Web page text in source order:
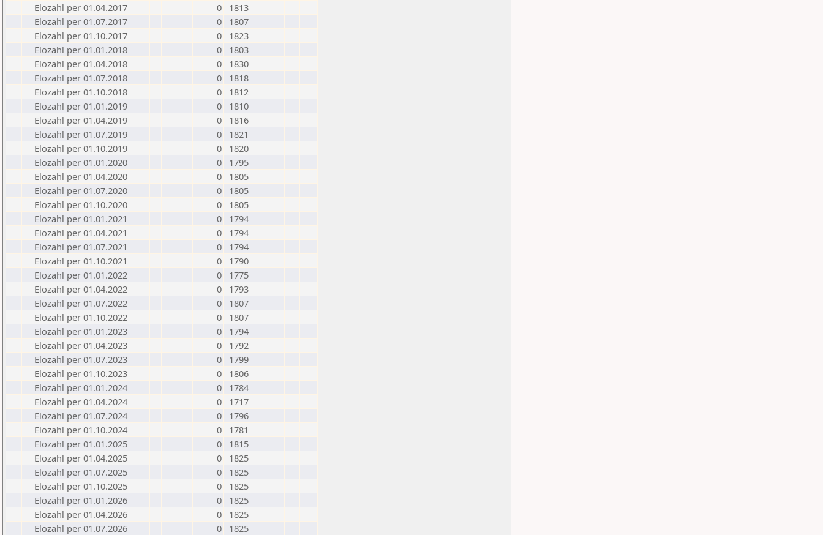
Elozahl per 01.04.2017
0
1813
Elozahl per 01.07.2017
0
1807
Elozahl per 01.10.2017
0
1823
Elozahl per 01.01.2018
0
1803
Elozahl per 01.04.2018
0
1830
Elozahl per 01.07.2018
0
1818
Elozahl per 01.10.2018
0
1812
Elozahl per 01.01.2019
0
1810
Elozahl per 01.04.2019
0
1816
Elozahl per 01.07.2019
0
1821
Elozahl per 01.10.2019
0
1820
Elozahl per 01.01.2020
0
1795
Elozahl per 01.04.2020
0
1805
Elozahl per 01.07.2020
0
1805
Elozahl per 01.10.2020
0
1805
Elozahl per 01.01.2021
0
1794
Elozahl per 01.04.2021
0
1794
Elozahl per 01.07.2021
0
1794
Elozahl per 01.10.2021
0
1790
Elozahl per 01.01.2022
0
1775
Elozahl per 01.04.2022
0
1793
Elozahl per 01.07.2022
0
1807
Elozahl per 01.10.2022
0
1807
Elozahl per 01.01.2023
0
1794
Elozahl per 01.04.2023
0
1792
Elozahl per 01.07.2023
0
1799
Elozahl per 01.10.2023
0
1806
Elozahl per 01.01.2024
0
1784
Elozahl per 01.04.2024
0
1717
Elozahl per 01.07.2024
0
1796
Elozahl per 01.10.2024
0
1781
Elozahl per 01.01.2025
0
1815
Elozahl per 01.04.2025
0
1825
Elozahl per 01.07.2025
0
1825
Elozahl per 01.10.2025
0
1825
Elozahl per 01.01.2026
0
1825
Elozahl per 01.04.2026
0
1825
Elozahl per 01.07.2026
0 1825